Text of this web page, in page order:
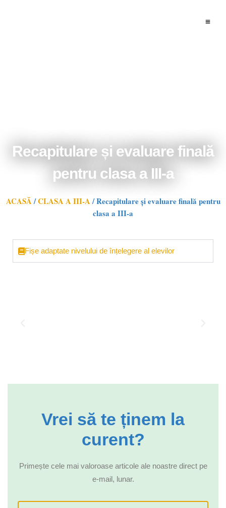
Recapitulare și evaluare finală
pentru clasa a III-a
ACASĂ/CLASA A III-A/Recapitulare și evaluare finală pentru
clasa a III-a
Fișe adaptate nivelului de înțelegere al elevilor
Vrei să te ținem la
curent?
Primește cele mai valoroase articole ale noastre direct pe
e-mail, lunar.